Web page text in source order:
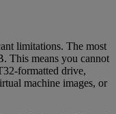
limitations. The most
This means you cannot
formatted drive,
machine images, or